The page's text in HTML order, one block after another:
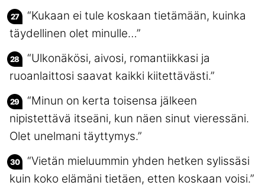
“Kukaan ei tule koskaan tietämään, kuinka
täydellinen olet minulle…”
“Ulkonäkösi, aivosi, romantiikkasi ja
ruoanlaittosi saavat kaikki kiitettävästi.”
“Minun on kerta toisensa jälkeen
nipistettävä itseäni, kun näen sinut vieressäni.
Olet unelmani täyttymys.”
“Vietän mieluummin yhden hetken sylissäsi
kuin koko elämäni tietäen, etten koskaan voisi.”